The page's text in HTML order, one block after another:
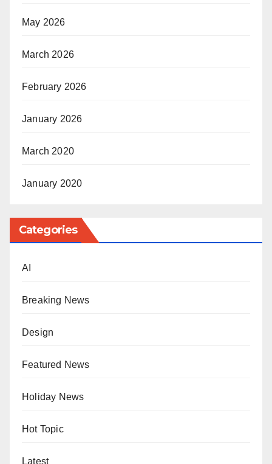
May 2026
March 2026
February 2026
January 2026
March 2020
January 2020
Categories
AI
Breaking News
Design
Featured News
Holiday News
Hot Topic
Latest